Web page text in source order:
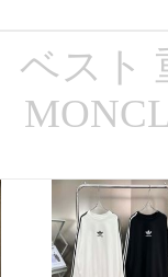
ベスト